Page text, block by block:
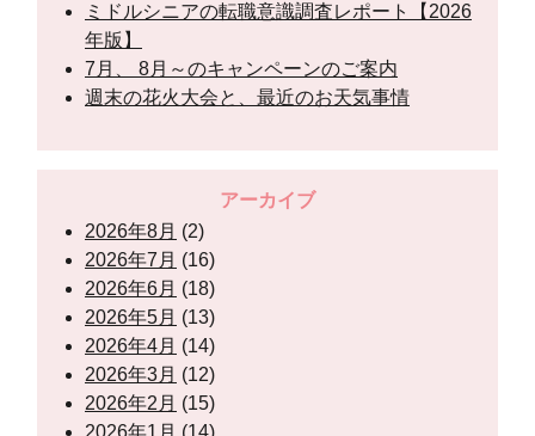
ミドルシニアの転職意識調査レポート【2026
年版】
7月、 8月～のキャンペーンのご案内
週末の花火大会と、最近のお天気事情
アーカイブ
2026年8月 (2)
2026年7月 (16)
2026年6月 (18)
2026年5月 (13)
2026年4月 (14)
2026年3月 (12)
2026年2月 (15)